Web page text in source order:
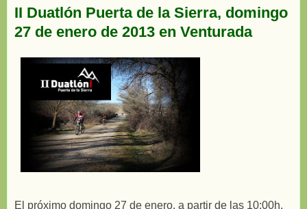
II Duatlón Puerta de la Sierra, domingo
27 de enero de 2013 en Venturada
El próximo domingo 27 de enero, a partir de las 10:00h.